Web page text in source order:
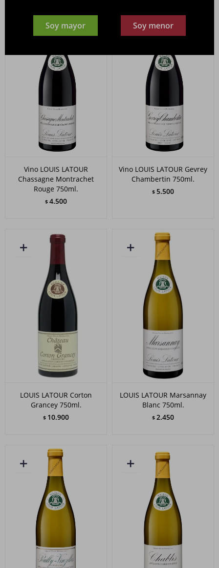
Soy mayor Soy menor
Vino LOUIS LATOUR
Chassagne Montrachet
Rouge 750ml.
$ 4.500
Vino LOUIS LATOUR Gevrey
Chambertin 750ml.
$ 5.500
LOUIS LATOUR Corton
Grancey 750ml.
$ 10.900
LOUIS LATOUR Marsannay
Blanc 750ml.
$ 2.450